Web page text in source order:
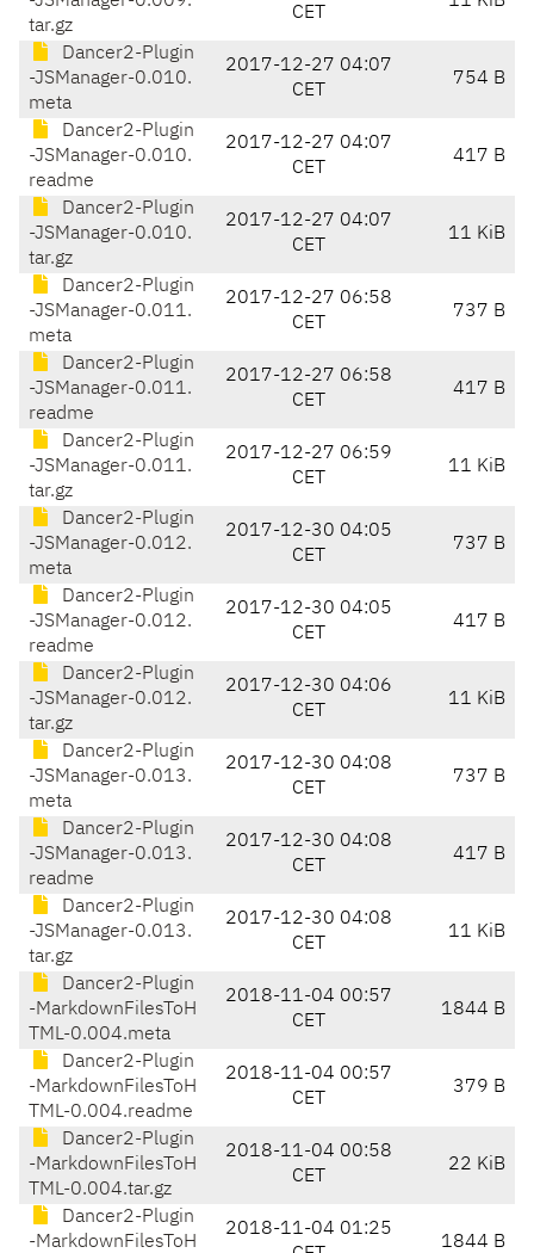
tar.gz
CET
Dancer2-Plugin
-JSManager-0.010.
meta
2017-12-27 04:07
CET
754 B
Dancer2-Plugin
-JSManager-0.010.
readme
2017-12-27 04:07
CET
417 B
Dancer2-Plugin
-JSManager-0.010.
tar.gz
2017-12-27 04:07
CET
11 KiB
Dancer2-Plugin
-JSManager-0.011.
meta
2017-12-27 06:58
CET
737 B
Dancer2-Plugin
-JSManager-0.011.
readme
2017-12-27 06:58
CET
417 B
Dancer2-Plugin
-JSManager-0.011.
tar.gz
2017-12-27 06:59
CET
11 KiB
Dancer2-Plugin
-JSManager-0.012.
meta
2017-12-30 04:05
CET
737 B
Dancer2-Plugin
-JSManager-0.012.
readme
2017-12-30 04:05
CET
417 B
Dancer2-Plugin
-JSManager-0.012.
tar.gz
2017-12-30 04:06
CET
11 KiB
Dancer2-Plugin
-JSManager-0.013.
meta
2017-12-30 04:08
CET
737 B
Dancer2-Plugin
-JSManager-0.013.
readme
2017-12-30 04:08
CET
417 B
Dancer2-Plugin
-JSManager-0.013.
tar.gz
2017-12-30 04:08
CET
11 KiB
Dancer2-Plugin
-MarkdownFilesToH
TML-0.004.meta
2018-11-04 00:57
CET
1844 B
Dancer2-Plugin
-MarkdownFilesToH
TML-0.004.readme
2018-11-04 00:57
CET
379 B
Dancer2-Plugin
-MarkdownFilesToH
TML-0.004.tar.gz
2018-11-04 00:58
CET
22 KiB
Dancer2-Plugin
-MarkdownFilesToH
2018-11-04 01:25
1844 B